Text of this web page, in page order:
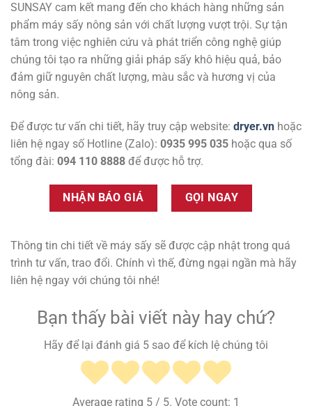
SUNSAY cam kết mang đến cho khách hàng những sản
phẩm máy sấy nông sản với chất lượng vượt trội. Sự tận
tâm trong việc nghiên cứu và phát triển công nghệ giúp
chúng tôi tạo ra những giải pháp sấy khô hiệu quả, bảo
đảm giữ nguyên chất lượng, màu sắc và hương vị của
nông sản.
Để được tư vấn chi tiết, hãy truy cập website: dryer.vn hoặc
liên hệ ngay số Hotline (Zalo): 0935 995 035 hoặc qua số
tổng đài: 094 110 8888 để được hỗ trợ.
NHẬN BÁO GIÁ GỌI NGAY
Thông tin chi tiết về máy sấy sẽ được cập nhật trong quá
trình tư vấn, trao đổi. Chính vì thế, đừng ngại ngần mà hãy
liên hệ ngay với chúng tôi nhé!
Bạn thấy bài viết này hay chứ?
Hãy để lại đánh giá 5 sao để kích lệ chúng tôi
Average rating 5 / 5. Vote count: 1